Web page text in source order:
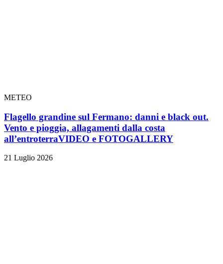
METEO
Flagello grandine sul Fermano: danni e black out.
Vento e pioggia, allagamenti dalla costa
all’entroterraVIDEO e FOTOGALLERY
21 Luglio 2026